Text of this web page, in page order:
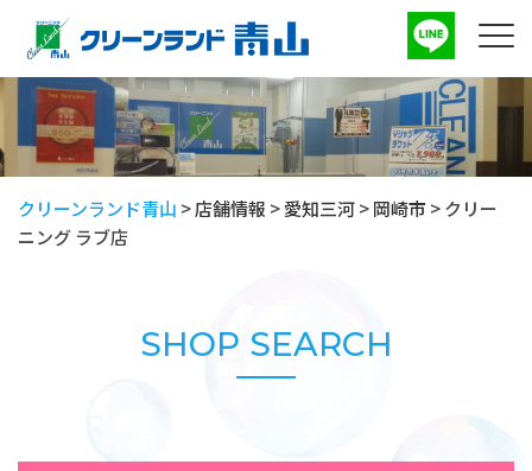
クリーンランド青山 >店舗情報 >愛知三河>岡崎市 >クリー
ニング ラブ店
SHOP SEARCH